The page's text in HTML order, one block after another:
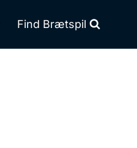
Find Brætspil